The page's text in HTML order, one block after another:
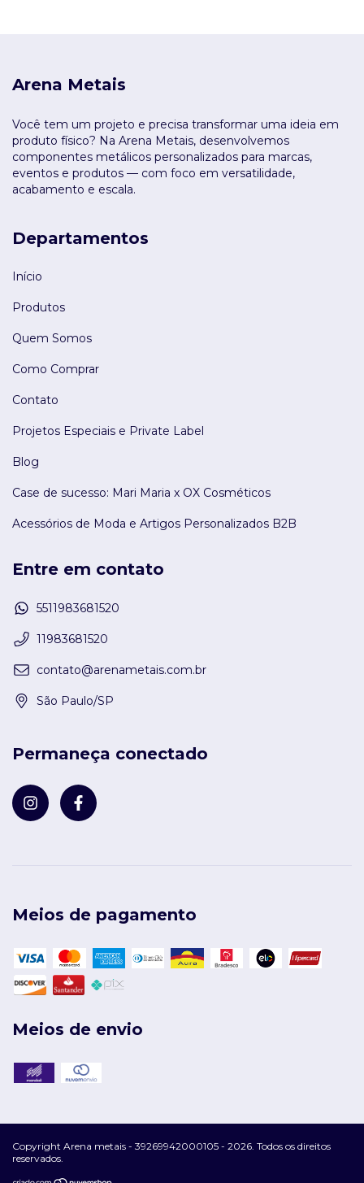
Arena Metais
Você tem um projeto e precisa transformar uma ideia em
produto físico? Na Arena Metais, desenvolvemos
componentes metálicos personalizados para marcas,
eventos e produtos — com foco em versatilidade,
acabamento e escala.
Departamentos
Início
Produtos
Quem Somos
Como Comprar
Contato
Projetos Especiais e Private Label
Blog
Case de sucesso: Mari Maria x OX Cosméticos
Acessórios de Moda e Artigos Personalizados B2B
Entre em contato
5511983681520
11983681520
contato@arenametais.com.br
São Paulo/SP
Permaneça conectado
Meios de pagamento
Meios de envio
Copyright Arena metais - 39269942000105 - 2026. Todos os direitos
reservados.